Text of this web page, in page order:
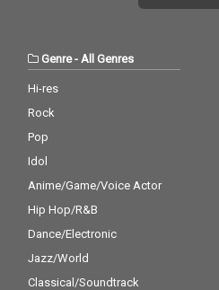
Genre- All Genres
Hi-res
Rock
Pop
Idol
Anime/Game/Voice Actor
Hip Hop/R&B
Dance/Electronic
Jazz/World
Classical/Soundtrack